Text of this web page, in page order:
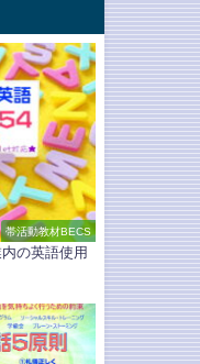
帯活動教材BECS
の英語使用